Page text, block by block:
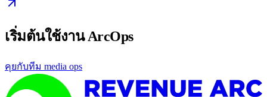
เริ่มต้นใช้งาน ArcOps
คุยกับทีม media ops